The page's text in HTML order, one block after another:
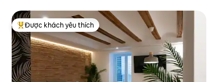
Được khách yêu thích nhất
Được khách yêu thích